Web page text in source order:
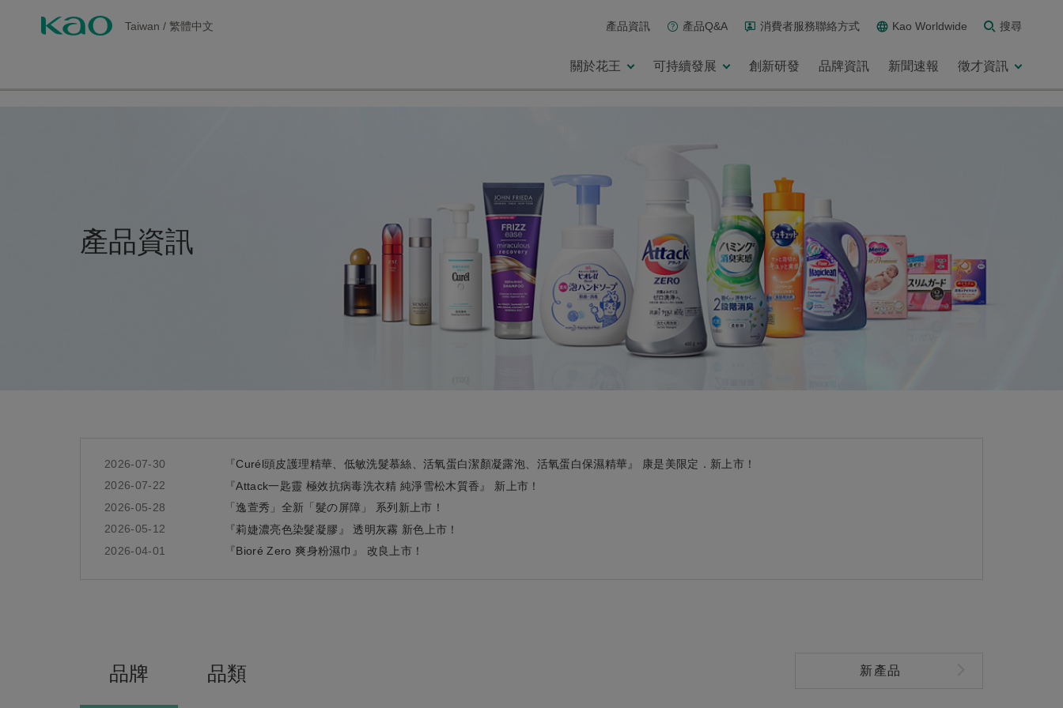
Taiwan / 繁體中文 產品資訊 產品Q&A 消費者服務聯絡方式 Kao Worldwide 搜尋
關於花王 可持續發展 創新研發 品牌資訊 新聞速報 徵才資訊
產品資訊
2026-07-30
『Curél頭皮護理精華、低敏洗髮慕絲、活氧蛋白潔顏凝露泡、活氧蛋白保濕精華』 康是美限定．新上市！
2026-07-22
『Attack一匙靈 極效抗病毒洗衣精 純淨雪松木質香』 新上市！
2026-05-28
「逸萱秀」全新「髮の屏障」 系列新上市！
2026-05-12
『莉婕濃亮色染髮凝膠』 透明灰霧 新色上市！
2026-04-01
『Bioré Zero 爽身粉濕巾』 改良上市！
新產品
品牌 品類